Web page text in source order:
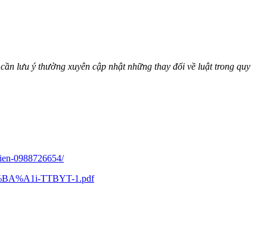
lưu ý thường xuyên cập nhật những thay đổi về luật trong quy
0988726654/
TTBYT-1.pdf